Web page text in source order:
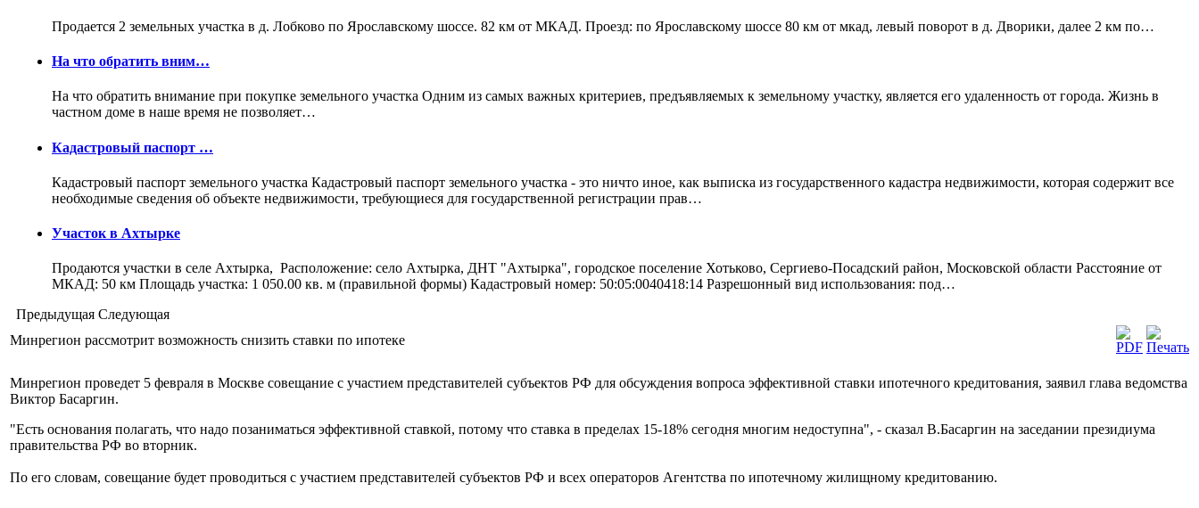
Продается 2 земельных участка в д. Лобково по Ярославскому шоссе. 82 км от МКАД. Проезд: по Ярославскому шоссе 80 км от мкад, левый поворот в д. Дворики, далее 2 км по…
На что обратить вним…
На что обратить внимание при покупке земельного участка Одним из самых важных критериев, предъявляемых к земельному участку, является его удаленность от города. Жизнь в
частном доме в наше время не позволяет…
Кадастровый паспорт …
Кадастровый паспорт земельного участка Кадастровый паспорт земельного участка - это ничто иное, как выписка из государственного кадастра недвижимости, которая содержит все
необходимые сведения об объекте недвижимости, требующиеся для государственной регистрации прав…
Участок в Ахтырке
Продаются участки в селе Ахтырка, Расположение: село Ахтырка, ДНТ "Ахтырка", городское поселение Хотьково, Сергиево-Посадский район, Московской области Расстояние от
МКАД: 50 км Площадь участка: 1 050.00 кв. м (правильной формы) Кадастровый номер: 50:05:0040418:14 Разрешонный вид использования: под…
Предыдущая Следующая
Минрегион рассмотрит возможность снизить ставки по ипотеке
Минрегион проведет 5 февраля в Москве совещание с участием представителей субъектов РФ для обсуждения вопроса эффективной ставки ипотечного кредитования, заявил глава ведомства
Виктор Басаргин.
"Есть основания полагать, что надо позаниматься эффективной ставкой, потому что ставка в пределах 15-18% сегодня многим недоступна", - сказал В.Басаргин на заседании президиума
правительства РФ во вторник.
По его словам, совещание будет проводиться с участием представителей субъектов РФ и всех операторов Агентства по ипотечному жилищному кредитованию.